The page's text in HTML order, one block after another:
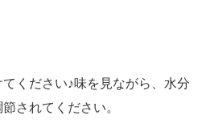
ください♪味を見ながら、水分
されてください。